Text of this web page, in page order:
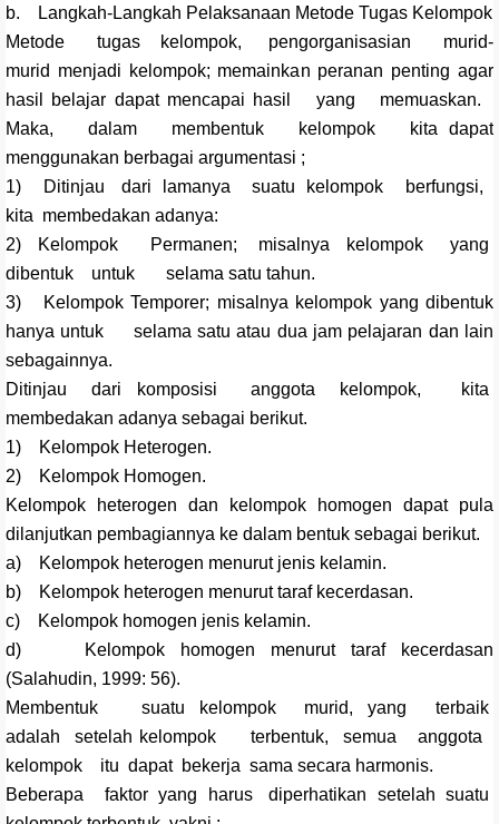
b. Langkah-Langkah Pelaksanaan Metode Tugas Kelompok
Metode tugas kelompok, pengorganisasian murid-
murid menjadi kelompok; memainkan peranan penting agar
hasil belajar dapat mencapai hasil yang memuaskan.
Maka, dalam membentuk kelompok kita dapat
menggunakan berbagai argumentasi ;
1) Ditinjau dari lamanya suatu kelompok berfungsi,
kita membedakan adanya:
2) Kelompok Permanen; misalnya kelompok yang
dibentuk untuk selama satu tahun.
3) Kelompok Temporer; misalnya kelompok yang dibentuk
hanya untuk selama satu atau dua jam pelajaran dan lain
sebagainnya.
Ditinjau dari komposisi anggota kelompok, kita
membedakan adanya sebagai berikut.
1) Kelompok Heterogen.
2) Kelompok Homogen.
Kelompok heterogen dan kelompok homogen dapat pula
dilanjutkan pembagiannya ke dalam bentuk sebagai berikut.
a) Kelompok heterogen menurut jenis kelamin.
b) Kelompok heterogen menurut taraf kecerdasan.
c) Kelompok homogen jenis kelamin.
d) Kelompok homogen menurut taraf kecerdasan
(Salahudin, 1999: 56).
Membentuk suatu kelompok murid, yang terbaik
adalah setelah kelompok terbentuk, semua anggota
kelompok itu dapat bekerja sama secara harmonis.
Beberapa faktor yang harus diperhatikan setelah suatu